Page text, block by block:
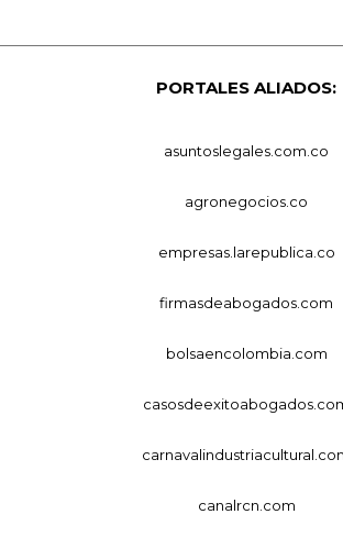
PORTALES ALIADOS:
asuntoslegales.com.co
agronegocios.co
empresas.larepublica.co
firmasdeabogados.com
bolsaencolombia.com
canalrcn.com